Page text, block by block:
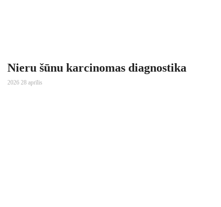
Nieru šūnu karcinomas diagnostika
2026 28 aprīlis